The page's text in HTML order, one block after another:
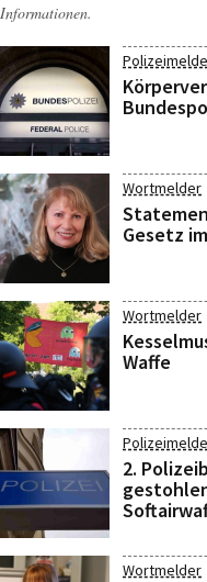
Informationen.
Wortmelder
Gesetz
Wortmelder
Waffe
2.
Wortmelder